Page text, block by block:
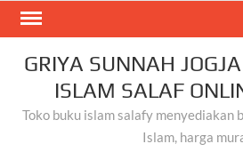
Skip
contentGRIYA SUNNAH
ISLAM SALAF
Toko buku islam salafy menyediakan
Islam, harga